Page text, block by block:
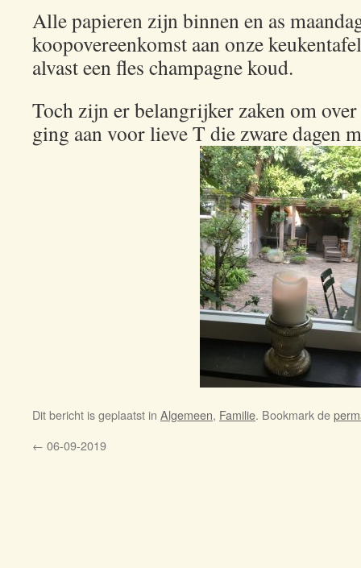
Alle papieren zijn binnen en as
koopovereenkomst aan onze
alvast een fles champagne koud.
Toch zijn er belangrijker zaken om
ging aan voor lieve T die zware dagen
Dit bericht is geplaatst in Algemeen, Familie. Bookmark de
← 06-09-2019